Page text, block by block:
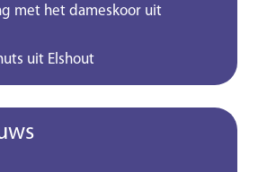
met het dameskoor uit
uit Elshout